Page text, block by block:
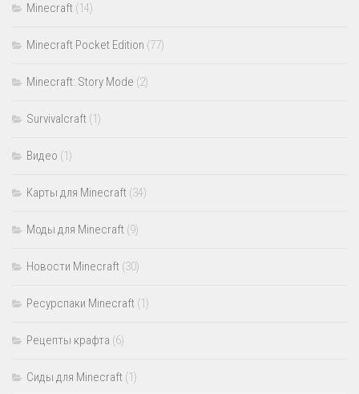
Minecraft (14)
Minecraft Pocket Edition (77)
Minecraft: Story Mode (2)
Survivalcraft (1)
Видео (1)
Карты для Minecraft (34)
Моды для Minecraft (9)
Новости Minecraft (30)
Ресурспаки Minecraft (1)
Рецепты крафта (6)
Сиды для Minecraft (1)